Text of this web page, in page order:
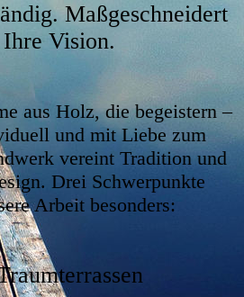
Maßgeschneidert
Vision.
aus Holz, die begeistern –
und mit Liebe zum
vereint Tradition und
Drei Schwerpunkte
Arbeit besonders: